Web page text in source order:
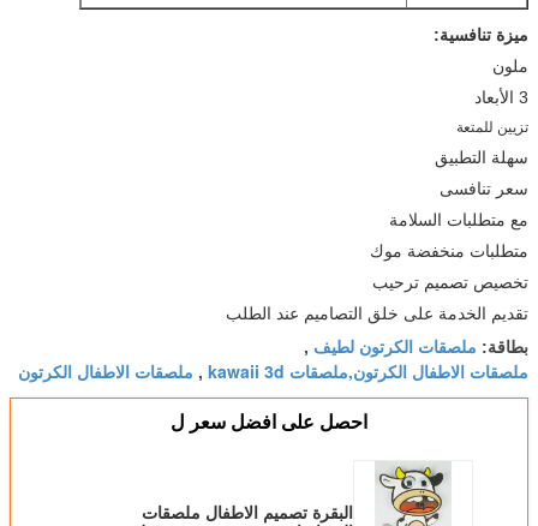
ميزة تنافسية:
ملون
3 الأبعاد
تزيين للمتعة
سهلة التطبيق
سعر تنافسى
مع متطلبات السلامة
متطلبات منخفضة موك
تخصيص تصميم ترحيب
تقديم الخدمة على خلق التصاميم عند الطلب
بطاقة: ملصقات الكرتون لطيف ,
ملصقات الاطفال الكرتون,ملصقات kawaii 3d , ملصقات الاطفال الكرتون
احصل على افضل سعر ل
البقرة تصميم الاطفال ملصقات